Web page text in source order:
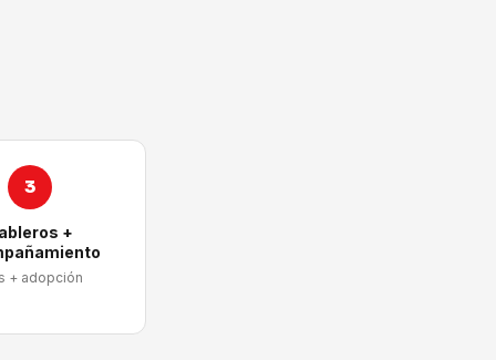
3
+
+ adopción